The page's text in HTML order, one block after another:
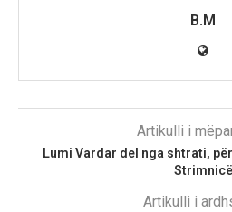
B.M
Artikulli i
Lumi Vardar del nga shtrati,
Strimnicë
Artikulli i